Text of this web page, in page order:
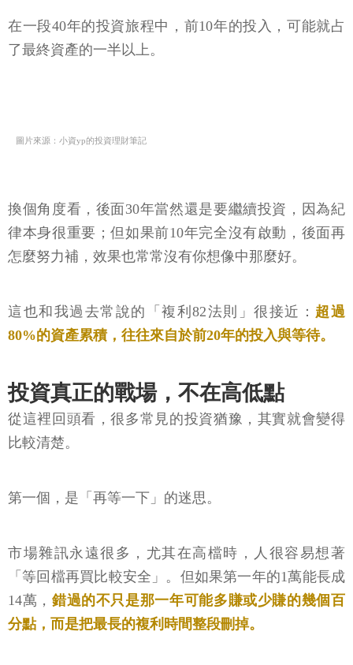
在一段40年的投資旅程中，前10年的投入，可能就占
了最終資產的一半以上。
圖片來源：小資yp的投資理財筆記
換個角度看，後面30年當然還是要繼續投資，因為紀
律本身很重要；但如果前10年完全沒有啟動，後面再
怎麼努力補，效果也常常沒有你想像中那麼好。
這也和我過去常說的「複利82法則」很接近： 超過
80%的資產累積，往往來自於前20年的投入與等待。
投資真正的戰場，不在高低點
從這裡回頭看，很多常見的投資猶豫，其實就會變得
比較清楚。
第一個，是「再等一下」的迷思。
市場雜訊永遠很多，尤其在高檔時，人很容易想著
「等回檔再買比較安全」。但如果第一年的1萬能長成
14萬， 錯過的不只是那一年可能多賺或少賺的幾個百
分點，而是把最長的複利時間整段刪掉。